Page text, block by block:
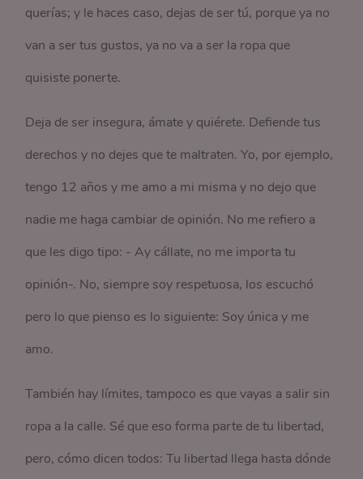
querías; y le haces caso, dejas de ser tú, porque ya no
van a ser tus gustos, ya no va a ser la ropa que
quisiste ponerte.
Deja de ser insegura, ámate y quiérete. Defiende tus
derechos y no dejes que te maltraten. Yo, por ejemplo,
tengo 12 años y me amo a mi misma y no dejo que
nadie me haga cambiar de opinión. No me refiero a
que les digo tipo: - Ay cállate, no me importa tu
opinión-. No, siempre soy respetuosa, los escuchó
pero lo que pienso es lo siguiente: Soy única y me
amo.
También hay límites, tampoco es que vayas a salir sin
ropa a la calle. Sé que eso forma parte de tu libertad,
pero, cómo dicen todos: Tu libertad llega hasta dónde